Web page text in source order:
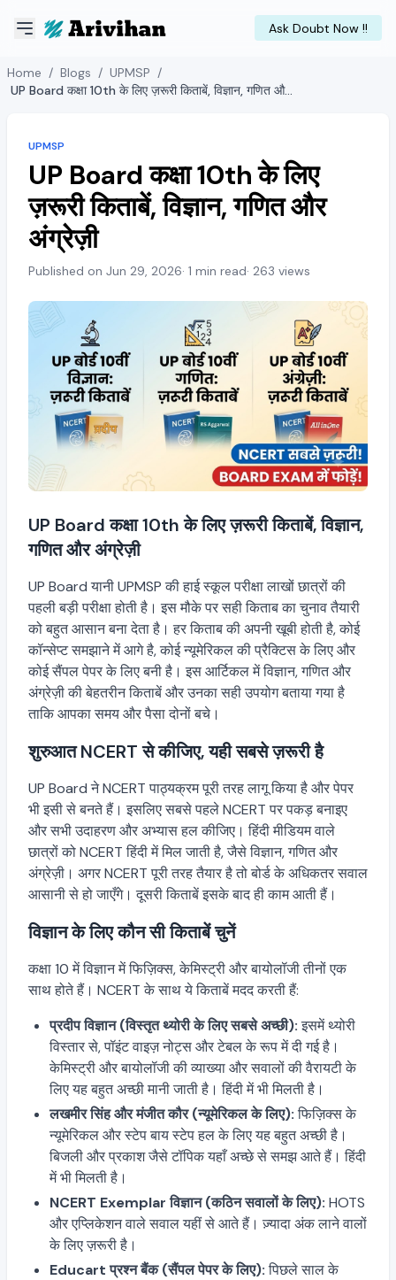
Ask Doubt Now !!
Home / Blogs / UPMSP /
UP Board कक्षा 10th के लिए ज़रूरी किताबें, विज्ञान, गणित और अंग्रेज़ी
UPMSP
UP Board कक्षा 10th के लिए
ज़रूरी किताबें, विज्ञान, गणित और
अंग्रेज़ी
Published on Jun 29, 2026· 1 min read· 263 views
UP Board कक्षा 10th के लिए ज़रूरी किताबें, विज्ञान,
गणित और अंग्रेज़ी
UP Board यानी UPMSP की हाई स्कूल परीक्षा लाखों छात्रों की
पहली बड़ी परीक्षा होती है। इस मौके पर सही किताब का चुनाव तैयारी
को बहुत आसान बना देता है। हर किताब की अपनी खूबी होती है, कोई
कॉन्सेप्ट समझाने में आगे है, कोई न्यूमेरिकल की प्रैक्टिस के लिए और
कोई सैंपल पेपर के लिए बनी है। इस आर्टिकल में विज्ञान, गणित और
अंग्रेज़ी की बेहतरीन किताबें और उनका सही उपयोग बताया गया है
ताकि आपका समय और पैसा दोनों बचे।
शुरुआत NCERT से कीजिए, यही सबसे ज़रूरी है
UP Board ने NCERT पाठ्यक्रम पूरी तरह लागू किया है और पेपर
भी इसी से बनते हैं। इसलिए सबसे पहले NCERT पर पकड़ बनाइए
और सभी उदाहरण और अभ्यास हल कीजिए। हिंदी मीडियम वाले
छात्रों को NCERT हिंदी में मिल जाती है, जैसे विज्ञान, गणित और
अंग्रेज़ी। अगर NCERT पूरी तरह तैयार है तो बोर्ड के अधिकतर सवाल
आसानी से हो जाएँगे। दूसरी किताबें इसके बाद ही काम आती हैं।
विज्ञान के लिए कौन सी किताबें चुनें
कक्षा 10 में विज्ञान में फिज़िक्स, केमिस्ट्री और बायोलॉजी तीनों एक
साथ होते हैं। NCERT के साथ ये किताबें मदद करती हैं:
प्रदीप विज्ञान (विस्तृत थ्योरी के लिए सबसे अच्छी):इसमें थ्योरी
विस्तार से, पॉइंट वाइज़ नोट्स और टेबल के रूप में दी गई है।
केमिस्ट्री और बायोलॉजी की व्याख्या और सवालों की वैरायटी के
लिए यह बहुत अच्छी मानी जाती है। हिंदी में भी मिलती है।
लखमीर सिंह और मंजीत कौर (न्यूमेरिकल के लिए):फिज़िक्स के
न्यूमेरिकल और स्टेप बाय स्टेप हल के लिए यह बहुत अच्छी है।
बिजली और प्रकाश जैसे टॉपिक यहाँ अच्छे से समझ आते हैं। हिंदी
में भी मिलती है।
NCERT Exemplar विज्ञान (कठिन सवालों के लिए): HOTS
और एप्लिकेशन वाले सवाल यहीं से आते हैं। ज़्यादा अंक लाने वालों
के लिए ज़रूरी है।
Educart प्रश्न बैंक (सैंपल पेपर के लिए):पिछले साल के